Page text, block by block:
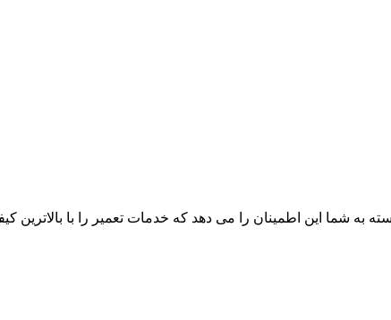
به شما این اطمینان را می دهد که خدمات تعمیر را با بالاترین